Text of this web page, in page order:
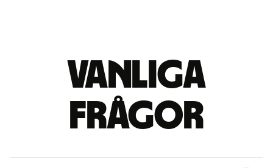
Vanliga
frågor